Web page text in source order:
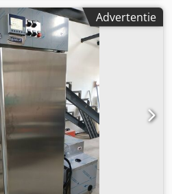
Advertentie